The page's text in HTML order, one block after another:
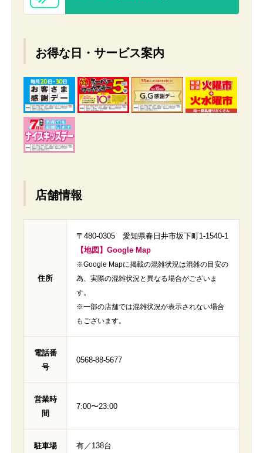
お得な日・サービス案内
店舗情報
住所
〒480-0305 愛知県春日井市坂下町1-1540-1
【地図】Google Map
※Google Mapに掲載の混雑状況は混雑の目安の
為、実際の混雑状況と異なる場合がございま
す。
※一部の店舗では混雑状況が表示されない場合
もございます。
電話番
号
0568-88-5677
営業時
間
7:00〜23:00
駐車場 有／138台